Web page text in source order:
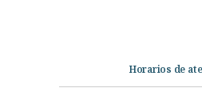
Horarios de